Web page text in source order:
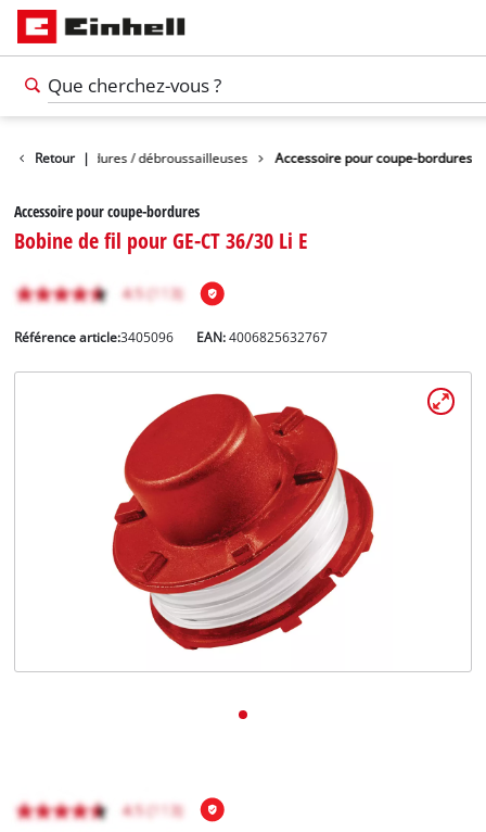
Français
Retour |
coupe-bordures / débroussailleuses Accessoire pour coupe-bordures
Accessoire pour coupe-bordures
Bobine de fil pour GE-CT 36/30 Li E
Référence article:3405096 EAN:4006825632767